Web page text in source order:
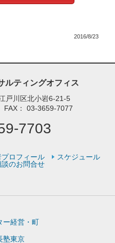
2016/8/23
ルティングオフィス
戸川区北小岩6-21-5
FAX： 03-3659-7077
7703
ロフィール
スケジュール
のお問合せ
ー経営・町
塾東京